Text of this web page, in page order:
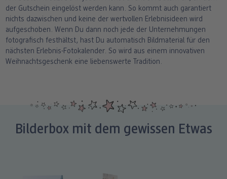
der Gutschein eingelöst werden kann. So kommt auch garantiert
nichts dazwischen und keine der wertvollen Erlebnisideen wird
aufgeschoben. Wenn Du dann noch jede der Unternehmungen
fotografisch festhältst, hast Du automatisch Bildmaterial für den
nächsten Erlebnis-Fotokalender. So wird aus einem innovativen
Weihnachtsgeschenk eine liebenswerte Tradition.
Bilderbox mit dem gewissen Etwas